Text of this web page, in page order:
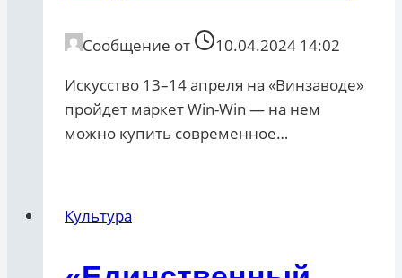
Сообщение от
10.04.2024 14:02
Искусство 13–14 апреля на «Винзаводе»
пройдет маркет Win-Win — на нем
можно купить современное…
Культура